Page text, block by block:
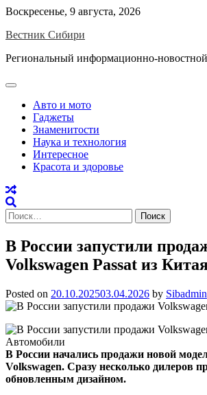
Skip
content
Воскресенье, 9 августа, 2026
Вестник Сибири
Региональный информационно-
Авто и мото
Гаджеты
Знаменитости
Наука и технология
Интересное
Красота и здоровье
Найти:
В России запустили
Volkswagen Passat из
Posted on 20.10.202503.04.2026 by Sibadmin
В России начались продажи новой
Volkswagen. Сразу несколько дилеров
обновленным дизайном.